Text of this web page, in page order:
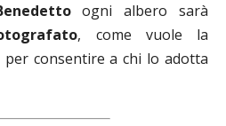
ogni albero sarà
, come vuole la
per consentire a chi lo adotta